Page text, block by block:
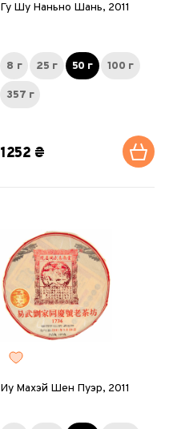
Гу Шу Наньно Шань, 2011
8 г 25 г 50 г 100 г
357 г
1252 ₴
Иу Махэй Шен Пуэр, 2011